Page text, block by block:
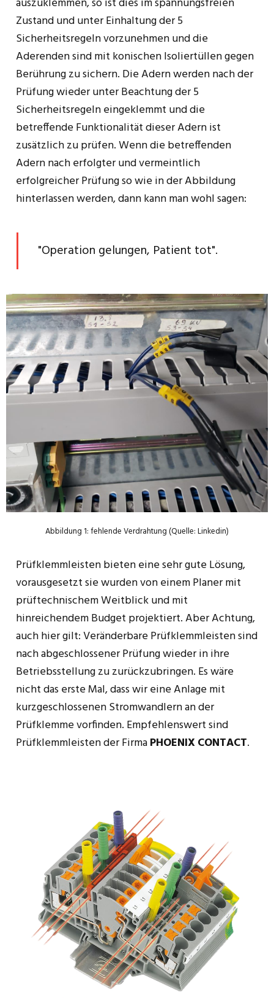
Zustand und unter Einhaltung der 5
Sicherheitsregeln vorzunehmen und die
Aderenden sind mit konischen Isoliertüllen gegen
Berührung zu sichern. Die Adern werden nach der
Prüfung wieder unter Beachtung der 5
Sicherheitsregeln eingeklemmt und die
betreffende Funktionalität dieser Adern ist
zusätzlich zu prüfen. Wenn die betreffenden
Adern nach erfolgter und vermeintlich
erfolgreicher Prüfung so wie in der Abbildung
hinterlassen werden, dann kann man wohl sagen:
"Operation gelungen, Patient tot".
Abbildung 1: fehlende Verdrahtung (Quelle: Linkedin)
Prüfklemmleisten bieten eine sehr gute Lösung,
vorausgesetzt sie wurden von einem Planer mit
prüftechnischem Weitblick und mit
hinreichendem Budget projektiert. Aber Achtung,
auch hier gilt: Veränderbare Prüfklemmleisten sind
nach abgeschlossener Prüfung wieder in ihre
Betriebsstellung zu zurückzubringen. Es wäre
nicht das erste Mal, dass wir eine Anlage mit
kurzgeschlossenen Stromwandlern an der
Prüfklemme vorfinden. Empfehlenswert sind
Prüfklemmleisten der FirmaPHOENIXCONTACT.